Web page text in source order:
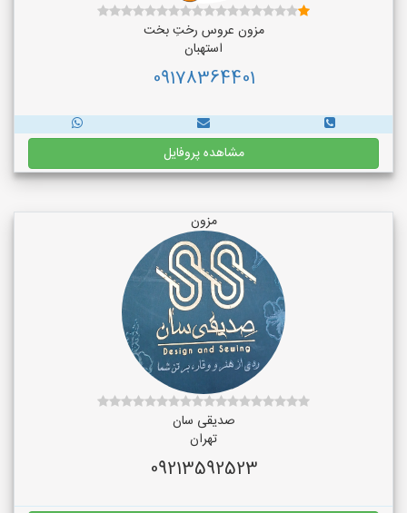
مزون عروس رختِ بخت
استهبان
09178364401
مشاهده پروفایل
مزون
صدیقی سان
تهران
09213592523